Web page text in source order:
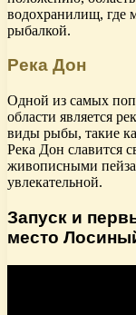
водохранилищ, где
рыбалкой.
Река Дон
Одной из самых
области является
виды рыбы, такие
Река Дон славится
живописными
увлекательной.
Запуск и
место